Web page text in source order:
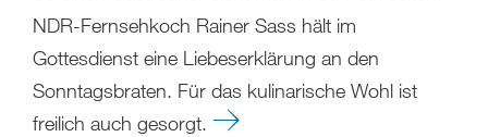
NDR-Fernsehkoch Rainer Sass hält im
Gottesdienst eine Liebeserklärung an den
Sonntagsbraten. Für das kulinarische Wohl ist
freilich auch gesorgt.